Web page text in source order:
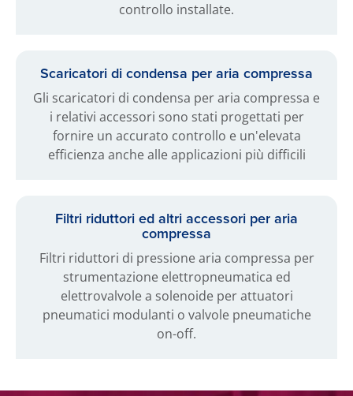
controllo installate.
Scaricatori di condensa per aria compressa
Gli scaricatori di condensa per aria compressa e
i relativi accessori sono stati progettati per
fornire un accurato controllo e un'elevata
efficienza anche alle applicazioni più difficili
Filtri riduttori ed altri accessori per aria
compressa
Filtri riduttori di pressione aria compressa per
strumentazione elettropneumatica ed
elettrovalvole a solenoide per attuatori
pneumatici modulanti o valvole pneumatiche
on-off.